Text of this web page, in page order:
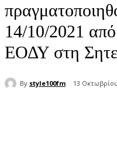
14/10/2021
ΕΟΔΥ στη
By style100fm 13